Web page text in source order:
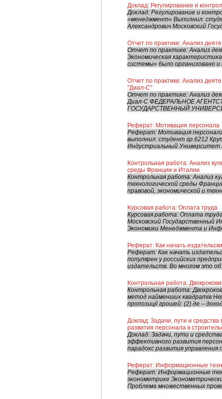
Доклад: Регулирование и
Доклад: Регулирование и
«менеджмент» Выполнил:
Александрович Московский
Отчет по практике: Анализ
Отчет по практике: Анализ
Экономическая
системы» было организовано и
Отчет по практике: Анализ
"Диал-С"
Отчет по практике: Анализ
Диал-С ФЕДЕРАЛЬНОЕ
ГОСУДАРСТВЕННЫЙ
Реферат: Мотивация персонала
Реферат: Мотивация
выполнил: студент гр.6212
Индустриальный Университет
Контрольная работа: Анализ
среды Франции и Италии
Контрольная работа: Анализ
технологической среды
правовой, экономической и
Курсовая работа: Оплата труда
Курсовая работа: Оплата
Московский Государственный
Экономики Менеджмента и
Реферат: Как начать
Реферат: Как начать
популярен у российских
издательств. Во многом это
Контрольная работа:
Контрольная работа:
метод найменших квадратів
пропозиції грошей: (2) де –
Доклад: Задачи, пути и
развития персонала в
Доклад: Задачи, пути и
эффективного развития
парадокс развития
Реферат: Информационные
Реферат: Информационные
эконометрике
Проблема множественных